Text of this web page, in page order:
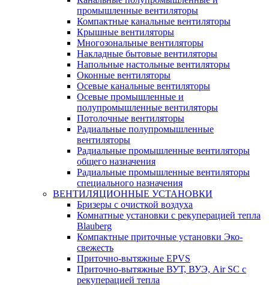
промышленные вентиляторы
Компактные канальные вентиляторы
Крышные вентиляторы
Многозональные вентиляторы
Накладные бытовые вентиляторы
Напольные настольные вентиляторы
Оконные вентиляторы
Осевые канальные вентиляторы
Осевые промышленные и
полупромышленные вентиляторы
Потолочные вентиляторы
Радиальные полупромышленные
вентиляторы
Радиальные промышленные вентиляторы
общего назначения
Радиальные промышленные вентиляторы
специального назначения
ВЕНТИЛЯЦИОННЫЕ УСТАНОВКИ
Бризеры с очисткой воздуха
Комнатные установки с рекуперацией тепла
Blauberg
Компактные приточные установки Эко-
свежесть
Приточно-вытяжные EPVS
Приточно-вытяжные ВУТ, ВУЭ, Air SC с
рекуперацией тепла